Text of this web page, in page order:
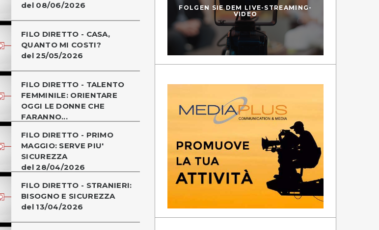
del 08/06/2026
FILO DIRETTO - CASA,
QUANTO MI COSTI?
del 25/05/2026
FILO DIRETTO - TALENTO
FEMMINILE: ORIENTARE
OGGI LE DONNE CHE
FARANNO...
FILO DIRETTO - PRIMO
MAGGIO: SERVE PIU'
SICUREZZA
del 28/04/2026
FILO DIRETTO - STRANIERI:
BISOGNO E SICUREZZA
del 13/04/2026
FOLGEN SIE DEM LIVE-STREAMING-
VIDEO